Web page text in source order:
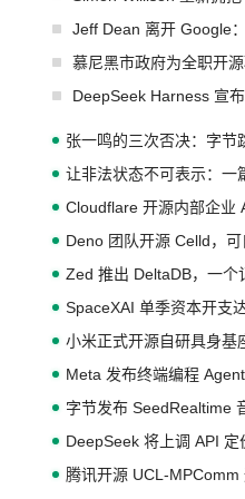
Jeff Dean 离开 Google
慕尼黑市政府为全职开
DeepSeek Harness 宣
张一鸣的三次否决：字节
让非法状态不可表示：一
Cloudflare 开源内部企业
Deno 团队开源 Celld，
Zed 推出 DeltaDB，一个
SpaceXAI 单季资本开支
小米正式开源自研具身基
Meta 发布终端编程
字节发布 SeedRealtime
DeepSeek 将上调 API 定
腾讯开源 UCL-MPComm